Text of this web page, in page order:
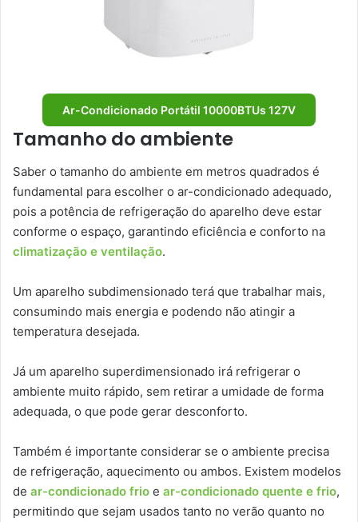
Ar-Condicionado Portátil 10000BTUs 127V
Tamanho do ambiente
Saber o tamanho do ambiente em metros quadrados é
fundamental para escolher o ar-condicionado adequado,
pois a potência de refrigeração do aparelho deve estar
conforme o espaço, garantindo eficiência e conforto na
climatização e ventilação.
Um aparelho subdimensionado terá que trabalhar mais,
consumindo mais energia e podendo não atingir a
temperatura desejada.
Já um aparelho superdimensionado irá refrigerar o
ambiente muito rápido, sem retirar a umidade de forma
adequada, o que pode gerar desconforto.
Também é importante considerar se o ambiente precisa
de refrigeração, aquecimento ou ambos. Existem modelos
de ar-condicionado frio e ar-condicionado quente e frio,
permitindo que sejam usados tanto no verão quanto no